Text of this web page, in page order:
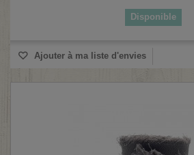
Disponible
Ajouter à ma liste d'envies